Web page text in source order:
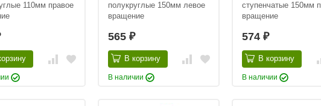
110мм правое
полукруглые 150мм левое
вращение
565 ₽
В корзину
В наличии
ступенчатые 150мм
вращение
574 ₽
В корзину
В наличии